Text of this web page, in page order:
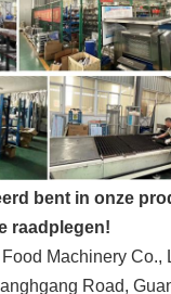
bent in onze
raadplegen!
Machinery Co.,
Road,